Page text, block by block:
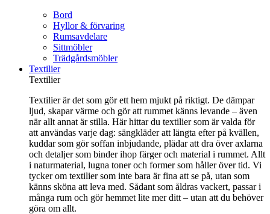
Bord
Hyllor & förvaring
Rumsavdelare
Sittmöbler
Trädgårdsmöbler
Textilier
Textilier
Textilier är det som gör ett hem mjukt på riktigt. De dämpar
ljud, skapar värme och gör att rummet känns levande – även
när allt annat är stilla. Här hittar du textilier som är valda för
att användas varje dag: sängkläder att längta efter på kvällen,
kuddar som gör soffan inbjudande, plädar att dra över axlarna
och detaljer som binder ihop färger och material i rummet. Allt
i naturmaterial, lugna toner och former som håller över tid. Vi
tycker om textilier som inte bara är fina att se på, utan som
känns sköna att leva med. Sådant som åldras vackert, passar i
många rum och gör hemmet lite mer ditt – utan att du behöver
göra om allt.